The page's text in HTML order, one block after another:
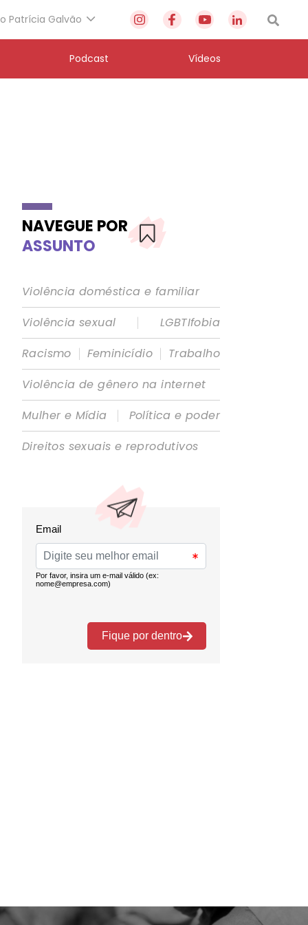
Patrícia Galvão
Podcast Vídeos
NAVEGUE POR
ASSUNTO
Violência doméstica e familiar
Violência sexual
|
LGBTIfobia
Racismo | Feminicídio | Trabalho
Violência de gênero na internet
Mulher e Mídia
|
Política e poder
Direitos sexuais e reprodutivos